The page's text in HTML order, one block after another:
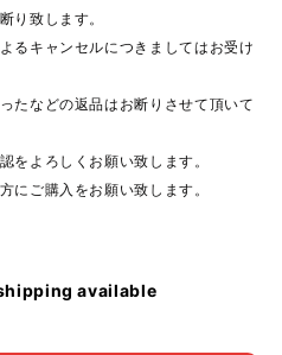
り致します。
るキャンセルにつきましてはお受け
たなどの返品はお断りさせて頂いて
をよろしくお願い致します。
にご購入をお願い致します。
available